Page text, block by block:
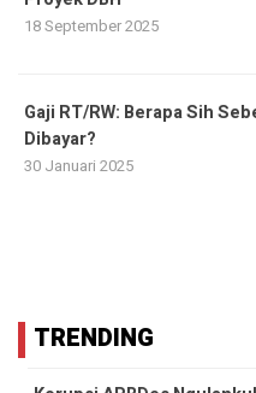
18 September 2025
Gaji RT/RW: Berapa Sih
Dibayar?
30 Januari 2025
TRENDING